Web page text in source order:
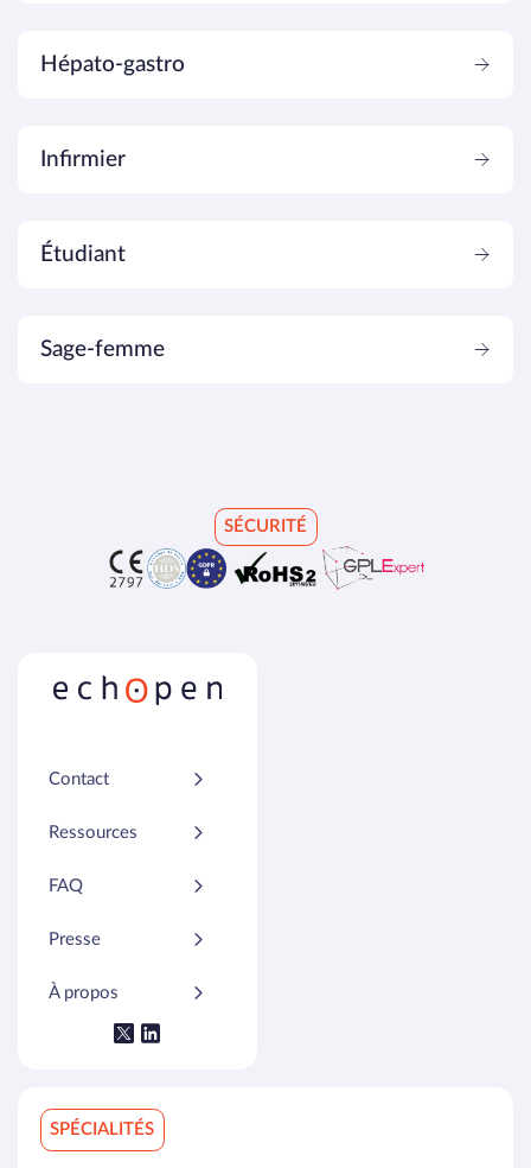
Rétention urinaire / globe vésical
Thromboses veineuse
Douleurs abdominales
Douleurs musculaires
Hépato-gastro
Infirmier
Étudiant
Sage-femme
SÉCURITÉ
Contact
Ressources
FAQ
Presse
À propos
SPÉCIALITÉS